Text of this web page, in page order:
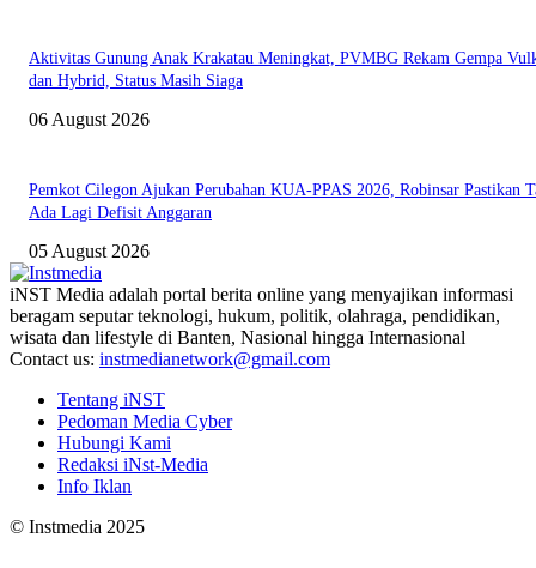
Aktivitas Gunung Anak Krakatau Meningkat, PVMBG Rekam Gempa
dan Hybrid, Status Masih Siaga
06 August 2026
Pemkot Cilegon Ajukan Perubahan KUA-PPAS 2026, Robinsar Pastikan
Ada Lagi Defisit Anggaran
05 August 2026
iNST Media adalah portal berita online yang menyajikan informasi
beragam seputar teknologi, hukum, politik, olahraga, pendidikan,
wisata dan lifestyle di Banten, Nasional hingga Internasional
Contact us: instmedianetwork@gmail.com
Tentang iNST
Pedoman Media Cyber
Hubungi Kami
Redaksi iNst-Media
Info Iklan
© Instmedia 2025